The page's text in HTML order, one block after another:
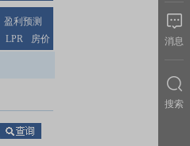
盈利预测
LPR 房价 消息
搜索